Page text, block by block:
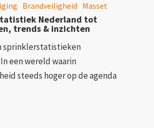
Brandveiligheid Masset
Nederland tot
trends & inzichten
sprinklerstatistieken
een wereld waarin
steeds hoger op de agenda